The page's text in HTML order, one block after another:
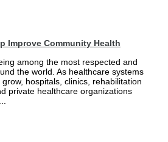
Improve Community Health
among the most respected and
the world. As healthcare systems
hospitals, clinics, rehabilitation
private healthcare organizations